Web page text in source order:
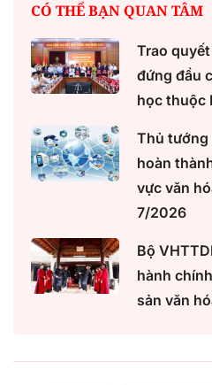
CÓ THỂ BẠN QUAN TÂM
Trao
đứng đầu
học thuộc
Thủ tướng
hoàn
vực văn
7/2026
Bộ
hành
sản văn